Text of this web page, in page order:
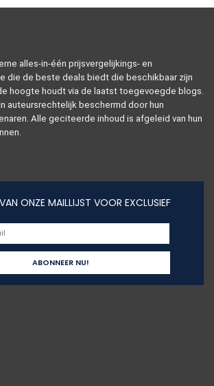
alles-in-één prijsvergelijkings- en
die de beste deals biedt die beschikbaar zijn
hoogte houdt via de laatst toegevoegde blogs.
auteursrechtelijk beschermd door hun
Alle geciteerde inhoud is afgeleid van hun
ONZE MAILLIJST VOOR EXCLUSIEF